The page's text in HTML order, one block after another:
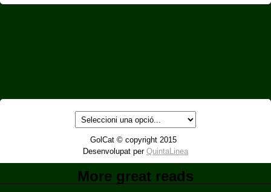
GolCat © copyright 2015
Desenvolupat per QuintaLinea
More great reads